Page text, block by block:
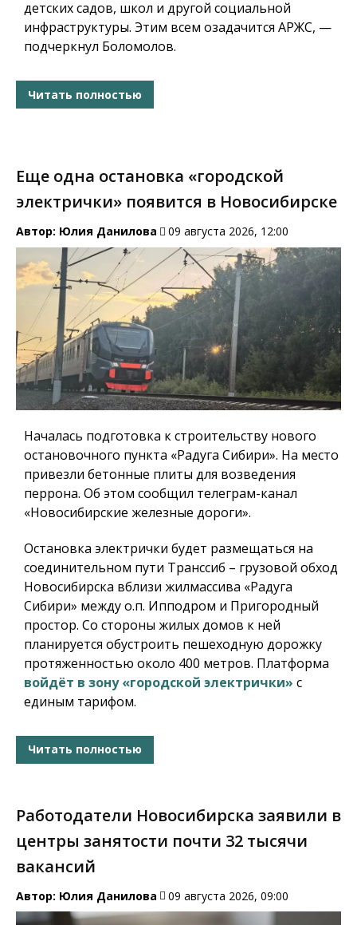
детских садов, школ и другой социальной
инфраструктуры. Этим всем озадачится АРЖС, —
подчеркнул Боломолов.
Читать полностью
Еще одна остановка «городской
электрички» появится в Новосибирске
Автор: Юлия Данилова 09 августа 2026, 12:00
Началась подготовка к строительству нового
остановочного пункта «Радуга Сибири». На место
привезли бетонные плиты для возведения
перрона. Об этом сообщил телеграм-канал
«Новосибирские железные дороги».
Остановка электрички будет размещаться на
соединительном пути Транссиб – грузовой обход
Новосибирска вблизи жилмассива «Радуга
Сибири» между о.п. Ипподром и Пригородный
простор. Со стороны жилых домов к ней
планируется обустроить пешеходную дорожку
протяженностью около 400 метров. Платформа
войдёт в зону «городской электрички» с
единым тарифом.
Читать полностью
Работодатели Новосибирска заявили в
центры занятости почти 32 тысячи
вакансий
Автор: Юлия Данилова 09 августа 2026, 09:00